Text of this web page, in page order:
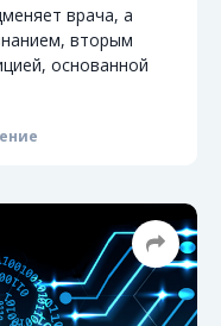
врача, а
вторым
основанной